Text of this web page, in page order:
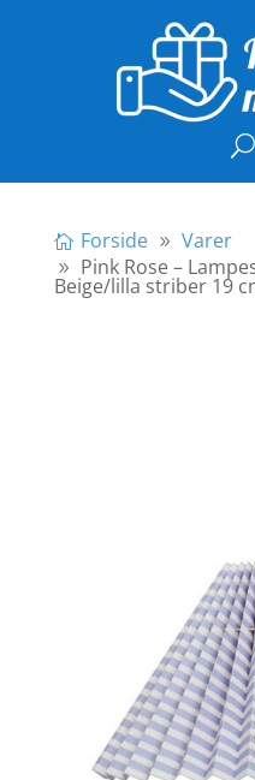
Forside
Varer
Pink Rose –
Beige/lilla striber 19